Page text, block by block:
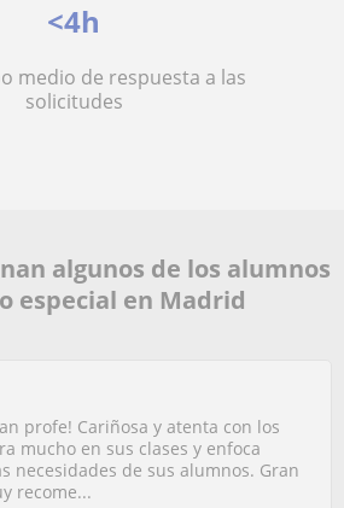
<4h
medio de respuesta a las
solicitudes
algunos de los alumnos
especial en Madrid
profe! Cariñosa y atenta con los
mucho en sus clases y enfoca
necesidades de sus alumnos. Gran
recome...